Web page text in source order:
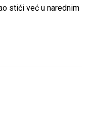
stići već u narednim